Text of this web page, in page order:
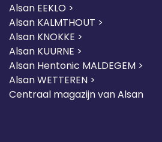
Alsan EEKLO >
Alsan KALMTHOUT >
Alsan KNOKKE >
Alsan KUURNE >
Alsan Hentonic MALDEGEM >
Alsan WETTEREN >
Centraal magazijn van Alsan